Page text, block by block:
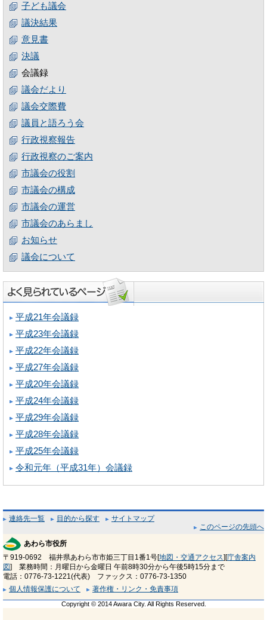
子ども議会
議決結果
意見書
決議
会議録
議会だより
議会交際費
議員と語ろう会
行政視察報告
行政視察のご案内
市議会の役割
市議会の構成
市議会の運営
市議会のあらまし
お知らせ
議会について
平成21年会議録
平成23年会議録
平成22年会議録
平成27年会議録
平成20年会議録
平成24年会議録
平成29年会議録
平成28年会議録
平成25年会議録
令和元年（平成31年）会議録
連絡先一覧 目的から探す
サイトマップ
このページの先頭へ
あわら市役所
〒919-0692 福井県あわら市市姫三丁目1番1号[地図・交通アクセス][庁舎案内
図] 業務時間：月曜日から金曜日 午前8時30分から午後5時15分まで
電話：0776-73-1221(代表) ファックス：0776-73-1350
個人情報保護について
著作権・リンク・免責事項
Copyright © 2014 Awara City. All Rights Reserved.